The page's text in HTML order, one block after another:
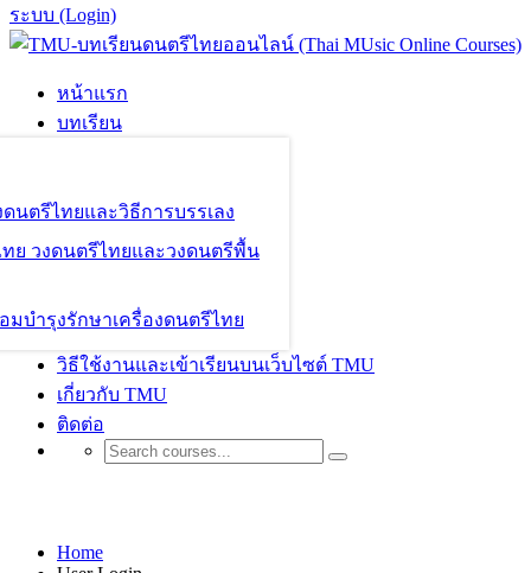
ระบบ (Login)
หน้าแรก
บทเรียน
ดนตรีไทยและวิธีการบรรเลง
ทย วงดนตรีไทยและวงดนตรีพื้น
มบำรุงรักษาเครื่องดนตรีไทย
วิธีใช้งานและเข้าเรียนบนเว็บไซต์ TMU
เกี่ยวกับ TMU
ติดต่อ
Home